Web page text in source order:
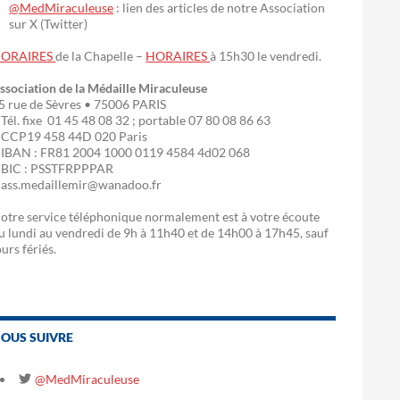
@MedMiraculeuse : lien des articles de notre Association
sur X (Twitter)
de la Chapelle – HORAIRESà 15h30 le vendredi.
de la Médaille Miraculeuse
rue de Sèvres • 75006 PARIS
fixe 01 45 48 08 32 ; portable 07 80 08 86 63
458 44D 020 Paris
: FR81 2004 1000 0119 4584 4d02 068
: PSSTFRPPPAR
service téléphonique normalement est à votre écoute
lundi au vendredi de 9h à 11h40 et de 14h00 à 17h45, sauf
fériés.
SUIVRE
@MedMiraculeuse